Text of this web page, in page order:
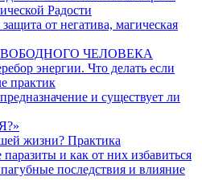
Радости
от негатива, магическая
ЧЕЛОВЕКА
энергии. Что делать если
практик
и существует ли
жизни? Практика
паразиты и как от них избавиться
последствия и влияние